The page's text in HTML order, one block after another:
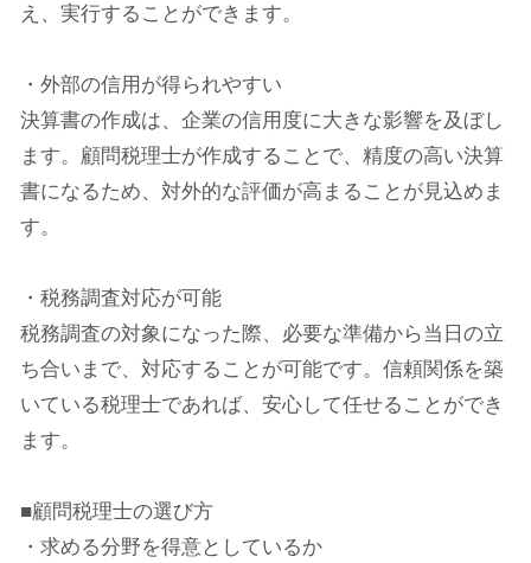
え、実行することができます。
・外部の信用が得られやすい
決算書の作成は、企業の信用度に大きな影響を及ぼし
ます。顧問税理士が作成することで、精度の高い決算
書になるため、対外的な評価が高まることが見込めま
す。
・税務調査対応が可能
税務調査の対象になった際、必要な準備から当日の立
ち合いまで、対応することが可能です。信頼関係を築
いている税理士であれば、安心して任せることができ
ます。
■顧問税理士の選び方
・求める分野を得意としているか